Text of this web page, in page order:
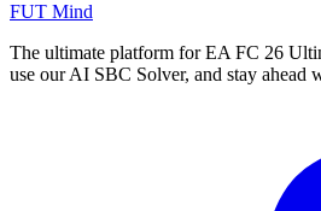
FUT Mind
The ultimate platform for EA FC 26
use our AI SBC Solver, and stay ahead